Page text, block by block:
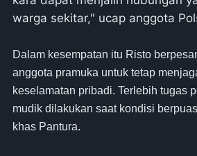
warga sekitar," ucap anggota
Dalam kesempatan itu Risto
anggota pramuka untuk tetap
keselamatan pribadi. Terlebih tugas
mudik dilakukan saat kondisi
khas Pantura.